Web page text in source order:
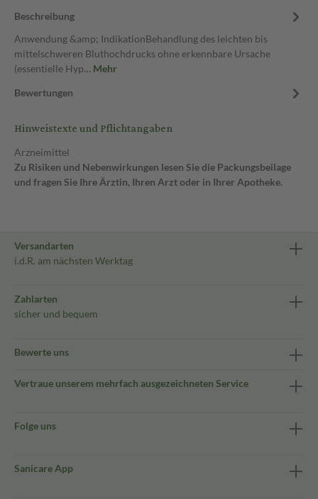
Beschreibung
Anwendung &amp; IndikationBehandlung des leichten bis
mittelschweren Bluthochdrucks ohne erkennbare Ursache
(essentielle Hyp… Mehr
Bewertungen
Hinweistexte und Pflichtangaben
Arzneimittel
Zu Risiken und Nebenwirkungen lesen Sie die Packungsbeilage
und fragen Sie Ihre Ärztin, Ihren Arzt oder in Ihrer Apotheke.
Versandarten
i.d.R. am nächsten Werktag
Zahlarten
sicher und bequem
Bewerte uns
Vertraue unserem mehrfach ausgezeichneten Service
Folge uns
Sanicare App